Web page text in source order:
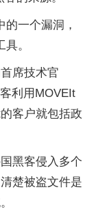
一个漏洞，
。
席技术官
利用MOVEIt
客户就包括政
黑客侵入多个
楚被盗文件是